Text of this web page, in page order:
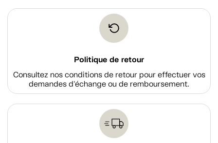
Politique de retour
Consultez nos conditions de retour pour effectuer vos
demandes d'échange ou de remboursement.